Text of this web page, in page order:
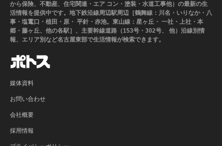
から保険、不動産、住宅関連・エア コン・塗装・水道工事他）の最新の生
活情報を提供中です。地下鉄沿線周辺駅周辺［鶴舞線：川名・いりなか・八
事・塩竃口・植田・原・ 平針・赤池。東山線：星ヶ丘・ 一社・上社・本
郷・藤ヶ丘、他の各駅］、主要幹線道路（153号・302号、 他）沿線別情
報、エリア別など名古屋東部で生活情報が検索できます。
媒体資料
お問い合わせ
会社概要
採用情報